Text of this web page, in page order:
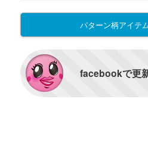
パターン柄アイテ
facebookで更